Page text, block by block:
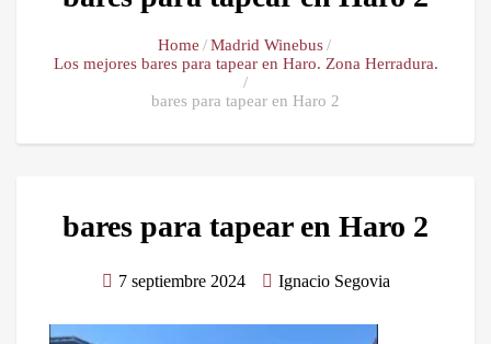
Home
Madrid Winebus
Los mejores bares para tapear en Haro. Zona Herradura.
bares para tapear en Haro 2
bares para tapear en Haro 2
7 septiembre 2024 Ignacio Segovia